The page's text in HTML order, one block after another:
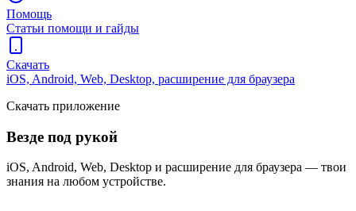
Помощь
Статьи помощи и гайды
Скачать
iOS, Android, Web, Desktop, расширение для браузера
Скачать приложение
Везде под рукой
iOS, Android, Web, Desktop и расширение для браузера — твои
знания на любом устройстве.